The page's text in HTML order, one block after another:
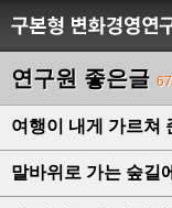
연구원 좋은글
여행이 내게 가르쳐
말바위로 가는 숲길